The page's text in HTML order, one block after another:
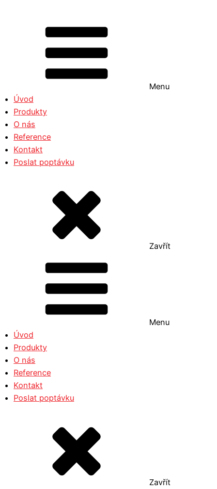
Menu
Úvod
Produkty
O nás
Reference
Kontakt
Poslat poptávku
Zavřít
Menu
Úvod
Produkty
O nás
Reference
Kontakt
Poslat poptávku
Zavřít